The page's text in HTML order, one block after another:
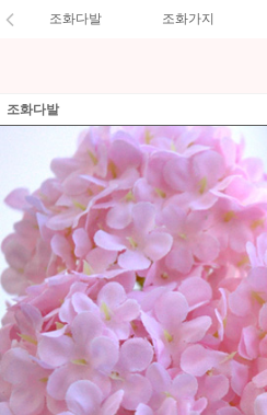
조화다발 조화가지
조화다발